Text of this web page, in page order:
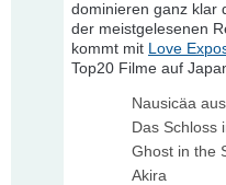
dominieren ganz klar
der meistgelesenen
kommt mit Love
Top20 Filme auf
Nausicäa
Das Schloss
Ghost in the
Akira